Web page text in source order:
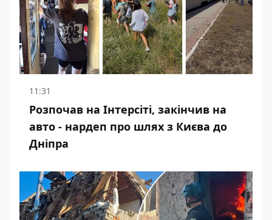
11:31
Розпочав на Інтерсіті, закінчив на
авто - нардеп про шлях з Києва до
Дніпра